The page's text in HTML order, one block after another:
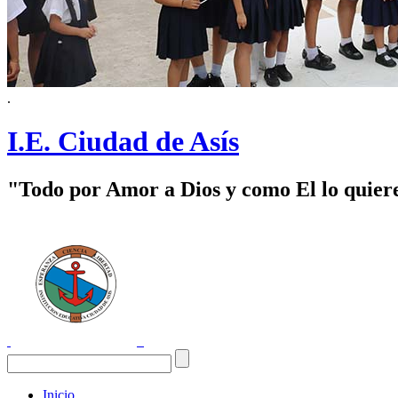
.
I.E. Ciudad de Asís
"Todo por Amor a Dios y como El lo
Inicio